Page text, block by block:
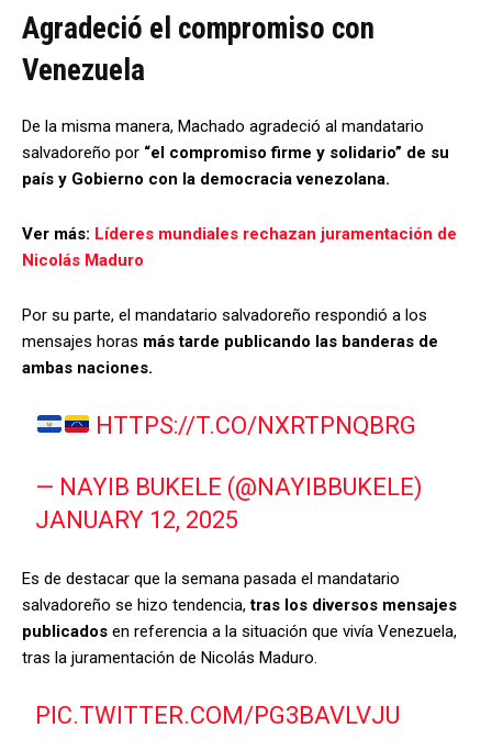
Agradeció el compromiso con
Venezuela
De la misma manera, Machado agradeció al mandatario
salvadoreño por “el compromiso firme y solidario” de su
país y Gobierno con la democracia venezolana.
Ver más: Líderes mundiales rechazan juramentación de
Nicolás Maduro
Por su parte, el mandatario salvadoreño respondió a los
mensajes horas más tarde publicando las banderas de
ambas naciones.
HTTPS://T.CO/NXRTPNQBRG
— NAYIB BUKELE (@NAYIBBUKELE)
JANUARY 12, 2025
Es de destacar que la semana pasada el mandatario
salvadoreño se hizo tendencia,tras los diversos mensajes
publicados en referencia a la situación que vivía Venezuela,
tras la juramentación de Nicolás Maduro.
PIC.TWITTER.COM/PG3BAVLVJU